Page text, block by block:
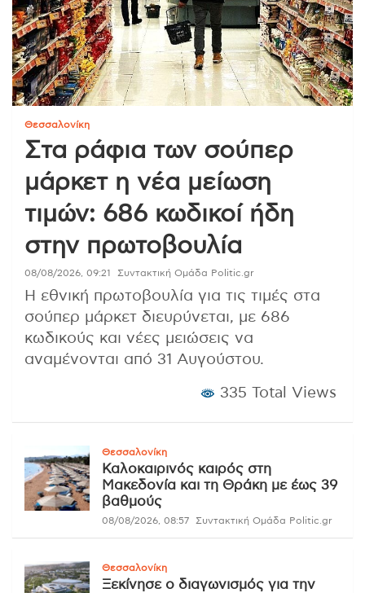
Θεσσαλονίκη
Στα ράφια των σούπερ
μάρκετ η νέα μείωση
τιμών: 686 κωδικοί ήδη
στην πρωτοβουλία
08/08/2026, 09:21 Συντακτική Ομάδα Politic.gr
Η εθνική πρωτοβουλία για τις τιμές στα
σούπερ μάρκετ διευρύνεται, με 686
κωδικούς και νέες μειώσεις να
αναμένονται από 31 Αυγούστου.
335 Total Views
Θεσσαλονίκη
Καλοκαιρινός καιρός στη
Μακεδονία και τη Θράκη με έως 39
βαθμούς
08/08/2026, 08:57 Συντακτική Ομάδα Politic.gr
Θεσσαλονίκη
Ξεκίνησε ο διαγωνισμός για την